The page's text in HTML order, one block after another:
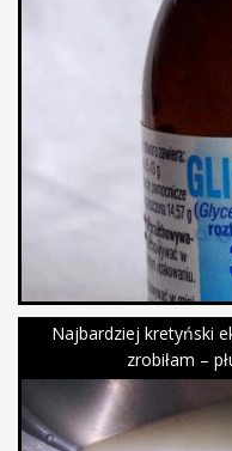
Najbardziej kretyński
zrobiłam –